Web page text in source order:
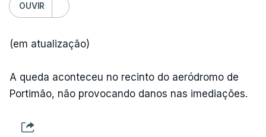
OUVIR
(em atualização)
A queda aconteceu no recinto do aeródromo de
Portimão, não provocando danos nas imediações.